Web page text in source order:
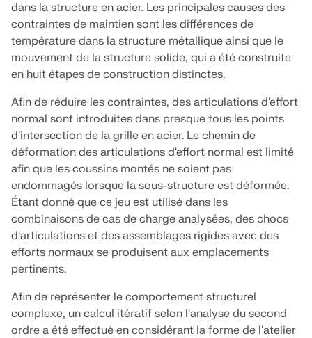
Documentation API
Index
Premiers pas
Applications
Objets de modèle
Abonnements & prix
Exemples
Analyse aux éléments finis pour les
assemblages en acier
Concevez et analysez des connexions en acier en
1993‑1‑8 et AISC 360, entièrement intégré dans
RFEM 6 pour des flux de travail structurels plus
rapides et plus précis.
dans la structure en acier. Les principales causes des
contraintes de maintien sont les différences de
température dans la structure métallique ainsi que le
mouvement de la structure solide, qui a été construite
en huit étapes de construction distinctes.
Afin de réduire les contraintes, des articulations d'effort
normal sont introduites dans presque tous les points
d'intersection de la grille en acier. Le chemin de
déformation des articulations d'effort normal est limité
afin que les coussins montés ne soient pas
endommagés lorsque la sous-structure est déformée.
Étant donné que ce jeu est utilisé dans les
combinaisons de cas de charge analysées, des chocs
d'articulations et des assemblages rigides avec des
efforts normaux se produisent aux emplacements
pertinents.
Afin de représenter le comportement structurel
complexe, un calcul itératif selon l'analyse du second
ordre a été effectué en considérant la forme de l'atelier